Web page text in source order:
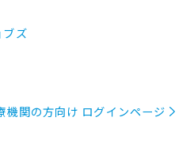
ブズ
機関の方向け ログインページ